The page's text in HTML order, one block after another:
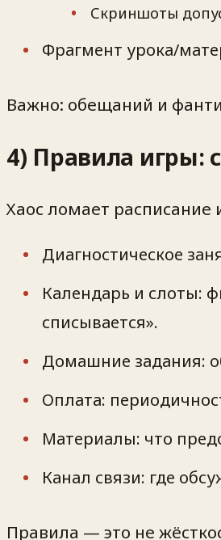
Скриншоты
Фрагмент урока/
Важно: обещаний и
4) Правила игры:
Хаос ломает
Диагностическое
Календарь и слоты:
списывается».
Домашние задания:
Оплата:
Материалы: что
Канал связи: где
Правила — это не